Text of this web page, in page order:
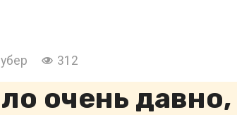
312
очень